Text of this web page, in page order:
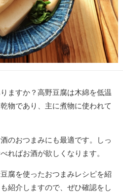
ますか？高野豆腐は木綿を低温
物であり、主に煮物に使われて
のおつまみにも最適です。しっ
ればお酒が欲しくなります。
腐を使ったおつまみレシピを紹
紹介しますので、ぜひ確認をし